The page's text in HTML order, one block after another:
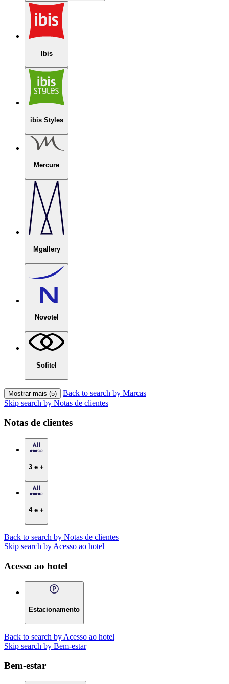
Ibis
ibis Styles
Mercure
Mgallery
Novotel
Sofitel
Mostrar mais (5)
Back to search by Marcas
Skip search by Notas de clientes
Notas de clientes
3 e +
4 e +
Back to search by Notas de clientes
Skip search by Acesso ao hotel
Acesso ao hotel
Estacionamento
Back to search by Acesso ao hotel
Skip search by Bem-estar
Bem-estar